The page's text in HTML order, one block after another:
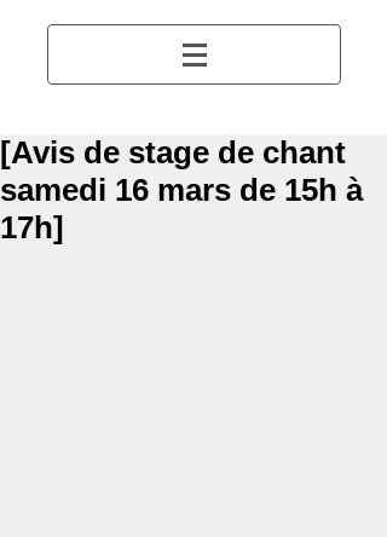
[Avis de stage de chant
samedi 16 mars de 15h à
17h]